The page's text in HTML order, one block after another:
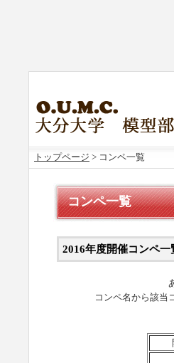
トップページ > コンペ一覧
コンペ一覧
2016年度開催コンペ一
コンペ名から該当